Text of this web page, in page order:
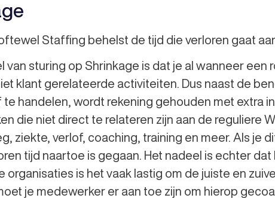
Staffing behelst de tijd die verloren gaat
van sturing op Shrinkage is dat je al wanneer
klant gerelateerde activiteiten. Dus naast de
te handelen, wordt rekening gehouden met extra
die niet direct te relateren zijn aan de reguliere
ziekte, verlof, coaching, training en meer. Als je
tijd naartoe is gegaan. Het nadeel is echter
organisaties is het vaak lastig om de juiste en
je medewerker er aan toe zijn om hierop